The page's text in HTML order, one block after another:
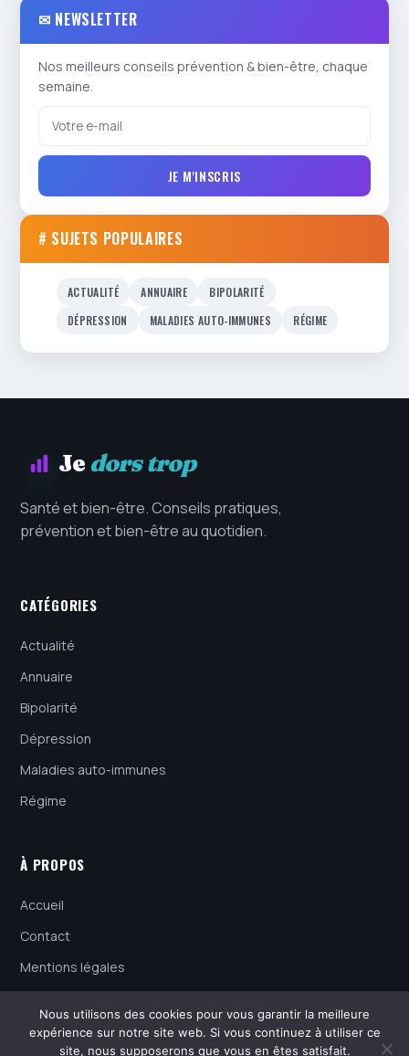
✉ NEWSLETTER
Nos meilleurs conseils prévention & bien-être, chaque
semaine.
JE M'INSCRIS
# SUJETS POPULAIRES
ACTUALITÉ ANNUAIRE
BIPOLARITÉ
DÉPRESSION
MALADIES AUTO-IMMUNES RÉGIME
Je dors trop
Santé et bien-être. Conseils pratiques,
prévention et bien-être au quotidien.
CATÉGORIES
Actualité
Annuaire
Bipolarité
Dépression
Maladies auto-immunes
Régime
À PROPOS
Accueil
Contact
Mentions légales
Nous utilisons des cookies pour vous garantir la meilleure
expérience sur notre site web. Si vous continuez à utiliser ce
site, nous supposerons que vous en êtes satisfait.